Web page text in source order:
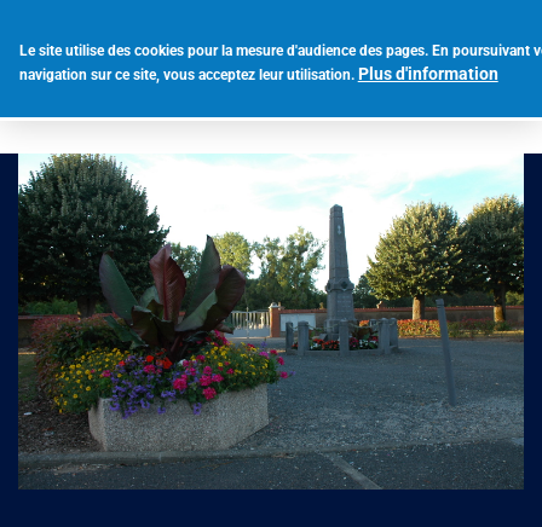
Le site utilise des cookies pour la mesure d'audience des pages. En poursuivant
navigation sur ce site, vous acceptez leur utilisation. Plus d'information
contenu
principal